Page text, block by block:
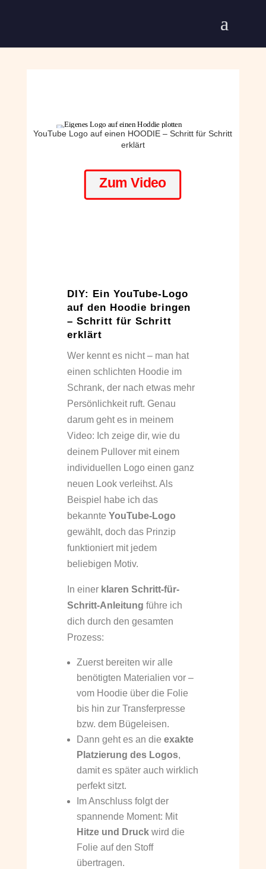
YouTube Logo auf einen HOODIE – Schritt für Schritt
erklärt
Zum Video
DIY: Ein YouTube-Logo
auf den Hoodie bringen
– Schritt für Schritt
erklärt
Wer kennt es nicht – man hat
einen schlichten Hoodie im
Schrank, der nach etwas mehr
Persönlichkeit ruft. Genau
darum geht es in meinem
Video: Ich zeige dir, wie du
deinem Pullover mit einem
individuellen Logo einen ganz
neuen Look verleihst. Als
Beispiel habe ich das
bekannte YouTube-Logo
gewählt, doch das Prinzip
funktioniert mit jedem
beliebigen Motiv.
In einer klaren Schritt-für-
Schritt-Anleitung führe ich
dich durch den gesamten
Prozess:
Zuerst bereiten wir alle
benötigten Materialien vor –
vom Hoodie über die Folie
bis hin zur Transferpresse
bzw. dem Bügeleisen.
Dann geht es an die exakte
Platzierung des Logos,
damit es später auch wirklich
perfekt sitzt.
Im Anschluss folgt der
spannende Moment: Mit
Hitze und Druckwird die
Folie auf den Stoff
übertragen.